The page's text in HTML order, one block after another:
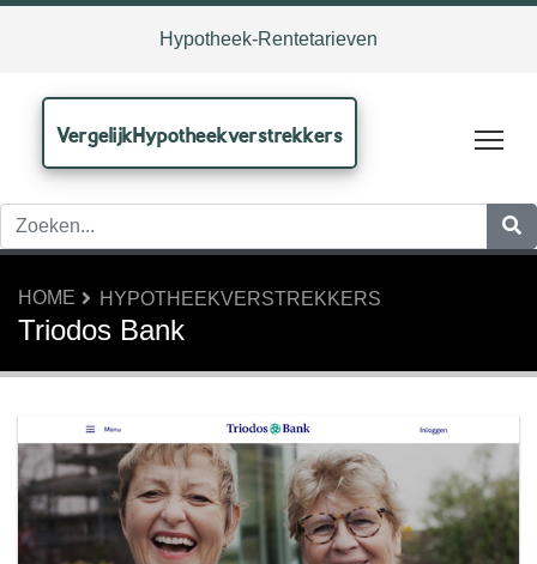
Hypotheek-Rentetarieven
VergelijkHypotheekverstrekkers
HOME HYPOTHEEKVERSTREKKERS
Triodos Bank